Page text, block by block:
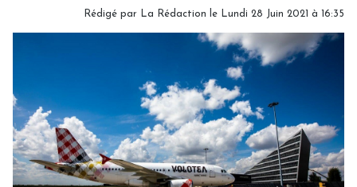
Rédigé par La Rédaction le Lundi 28 Juin 2021 à 16:35